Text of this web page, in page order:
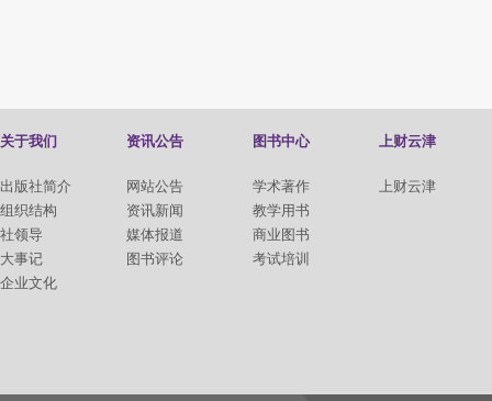
关于我们
出版社简介
组织结构
社领导
大事记
企业文化
资讯公告
网站公告
资讯新闻
媒体报道
图书评论
图书中心
学术著作
教学用书
商业图书
考试培训
上财云津
上财云津